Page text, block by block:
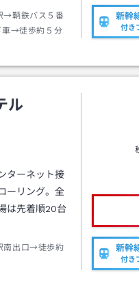
→鞆鉄バス５番
車→徒歩約５分
新幹
付き
ル
ターネット接
ーリング。全
は先着順20台
南出口→徒歩約
新幹
付き